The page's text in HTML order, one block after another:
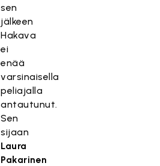
sen
jälkeen
Hakava
ei
enää
varsinaisella
peliajalla
antautunut.
Sen
sijaan
Laura
Pakarinen